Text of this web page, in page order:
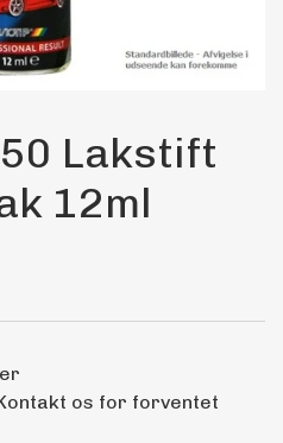
Fælge
Lakstift
12ml
os for forventet